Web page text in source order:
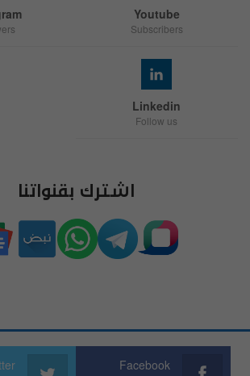
Youtube
Subscribers
Linkedin
Follow us
اشترك بقنواتنا
Facebook